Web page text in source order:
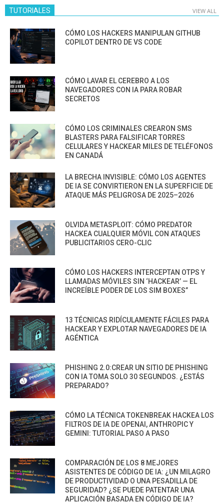
TUTORIALES VIEW ALL
CÓMO LOS HACKERS MANIPULAN GITHUB
COPILOT DENTRO DE VS CODE
CÓMO LAVAR EL CEREBRO A LOS
NAVEGADORES CON IA PARA ROBAR
SECRETOS
CÓMO LOS CRIMINALES CREARON SMS
BLASTERS PARA FALSIFICAR TORRES
CELULARES Y HACKEAR MILES DE TELÉFONOS
EN CANADÁ
LA BRECHA INVISIBLE: CÓMO LOS AGENTES
DE IA SE CONVIRTIERON EN LA SUPERFICIE DE
ATAQUE MÁS PELIGROSA DE 2025–2026
OLVIDA METASPLOIT: CÓMO PREDATOR
HACKEA CUALQUIER MÓVIL CON ATAQUES
PUBLICITARIOS CERO-CLIC
CÓMO LOS HACKERS INTERCEPTAN OTPS Y
LLAMADAS MÓVILES SIN ‘HACKEAR’ — EL
INCREÍBLE PODER DE LOS SIM BOXES”
13 TÉCNICAS RIDÍCULAMENTE FÁCILES PARA
HACKEAR Y EXPLOTAR NAVEGADORES DE IA
AGÉNTICA
PHISHING 2.0:CREAR UN SITIO DE PHISHING
CON IA TOMA SOLO 30 SEGUNDOS. ¿ESTÁS
PREPARADO?
CÓMO LA TÉCNICA TOKENBREAK HACKEA LOS
FILTROS DE IA DE OPENAI, ANTHROPIC Y
GEMINI: TUTORIAL PASO A PASO
COMPARACIÓN DE LOS 8 MEJORES
ASISTENTES DE CÓDIGO DE IA: ¿UN MILAGRO
DE PRODUCTIVIDAD O UNA PESADILLA DE
SEGURIDAD? ¿SE PUEDE PATENTAR UNA
APLICACIÓN BASADA EN CÓDIGO DE IA?